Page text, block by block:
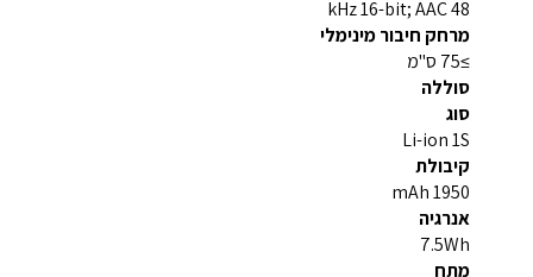
48 kHz 16-bit; AAC
מרחק חיבור מינימלי
≥75 ס"מ
סוללה
סוג
Li-ion 1S
קיבולת
1950 mAh
אנרגיה
7.5Wh
מתח